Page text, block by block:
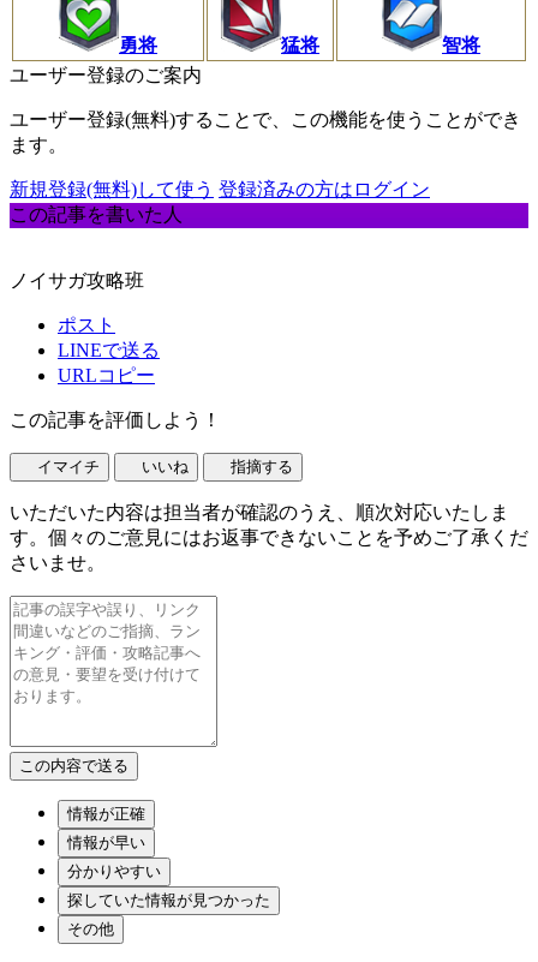
勇将 猛将
智将
ユーザー登録のご案内
ユーザー登録(無料)することで、この機能を使うことができ
ます。
新規登録(無料)して使う 登録済みの方はログイン
この記事を書いた人
ノイサガ攻略班
ポスト
LINEで送る
URLコピー
この記事を評価しよう！
イマイチ いいね 指摘する
いただいた内容は担当者が確認のうえ、順次対応いたしま
す。個々のご意見にはお返事できないことを予めご了承くだ
さいませ。
情報が正確
情報が早い
分かりやすい
探していた情報が見つかった
その他